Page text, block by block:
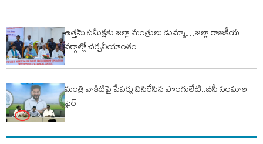
ఉత్తమ్ సమీక్షకు జిల్లా మంత్రులు డుమ్మా…జిల్లా రాజకీయ
వర్గాల్లో చర్చనీయాంశం
మంత్రి వాకిటిపై పేపర్లు విసిరేసిన పొంగులేటి..బీసీ సంఘాల
ఫైర్